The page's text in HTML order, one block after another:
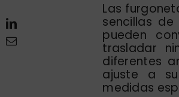
Las
sencillas
pueden
trasladar
diferentes
ajuste a
medidas